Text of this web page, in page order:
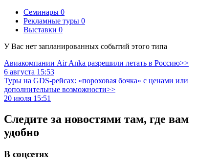
Семинары 0
Рекламные туры 0
Выставки 0
У Вас нет запланированных событий этого типа
Авиакомпании Air Anka разрешили летать в Россию>>
6 августа 15:53
Туры на GDS-рейсах: «пороховая бочка» с ценами или
дополнительные возможности>>
20 июля 15:51
Следите за новостями там, где вам
удобно
В соцсетях